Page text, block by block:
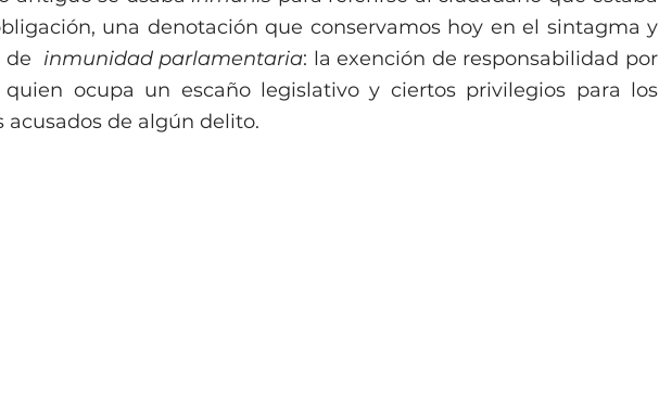
una denotación que conservamos hoy en el sintagma y
de inmunidad parlamentaria: la exención de responsabilidad por
ocupa un escaño legislativo y ciertos privilegios para los
acusados de algún delito.